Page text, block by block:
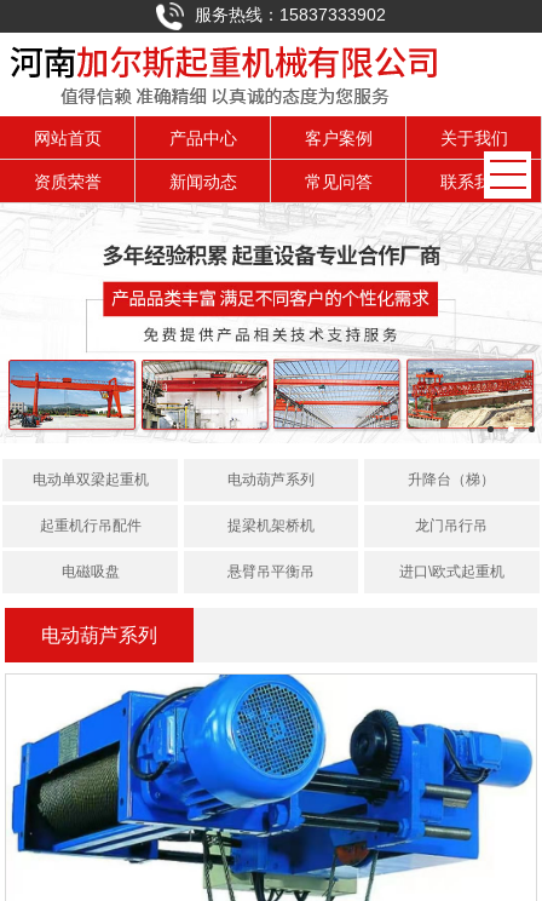
服务热线：15837333902
网站首页 产品中心 客户案例 关于我们
资质荣誉 新闻动态 常见问答 联系我们
电动单双梁起重机 电动葫芦系列 升降台（梯）
起重机行吊配件 提梁机架桥机 龙门吊行吊
电磁吸盘 悬臂吊平衡吊 进口\欧式起重机
电动葫芦系列